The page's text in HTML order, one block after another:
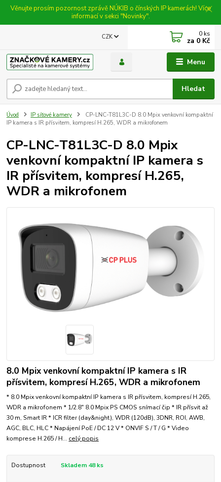
Věnujte prosím pozornost zprávě NÚKIB o čínských IP kamerách! Více
informací v sekci "Novinky".
Menu
CZK
Hledat
0 ks
za 0 Kč
Úvod IP síťové kamery
CP-LNC-T81L3C-D 8.0 Mpix venkovní kompaktní
IP kamera s IR přísvitem, kompresí H.265, WDR a mikrofonem
CP-LNC-T81L3C-D 8.0 Mpix
venkovní kompaktní IP kamera s
IR přísvitem, kompresí H.265,
WDR a mikrofonem
8.0 Mpix venkovní kompaktní IP kamera s IR
přísvitem, kompresí H.265, WDR a mikrofonem
* 8.0 Mpix venkovní kompaktní IP kamera s IR přísvitem, kompresí H.265,
WDR a mikrofonem * 1/2.8" 8.0 Mpix PS CMOS snímací čip * IR přísvit až
30 m, Smart IR * ICR filter (day&night), WDR (120dB), 3DNR, ROI, AWB,
AGC, BLC, HLC * Napájení PoE / DC 12 V * ONVIF S / T / G * Video
komprese H.265 / H... celý popis
Dostupnost Skladem 48 ks